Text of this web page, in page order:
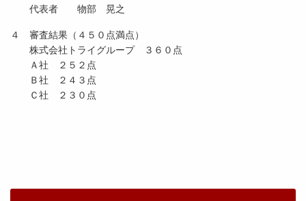
代表者 物部 晃之
４ 審査結果（４５０点満点）
株式会社トライグループ ３６０点
Ａ社 ２５２点
Ｂ社 ２４３点
Ｃ社 ２３０点